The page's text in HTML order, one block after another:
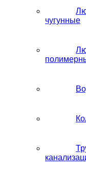
чугунные